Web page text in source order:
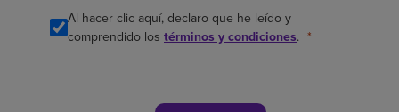
Al hacer clic aquí, declaro que he leído y
comprendido los términos y condiciones.